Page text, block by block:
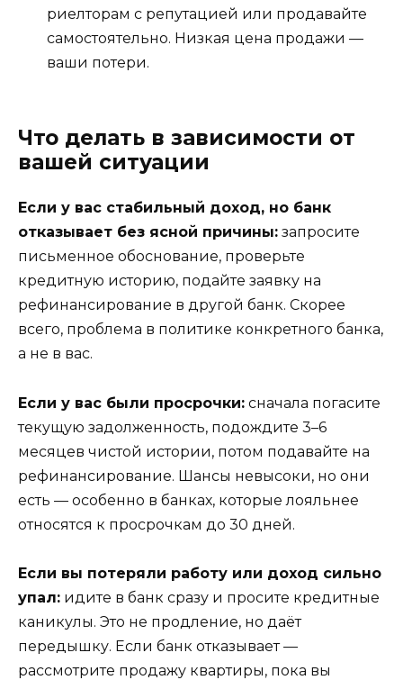
риелторам с репутацией или продавайте
самостоятельно. Низкая цена продажи —
ваши потери.
Что делать в зависимости от
вашей ситуации
Если у вас стабильный доход, но банк
отказывает без ясной причины: запросите
письменное обоснование, проверьте
кредитную историю, подайте заявку на
рефинансирование в другой банк. Скорее
всего, проблема в политике конкретного банка,
а не в вас.
Если у вас были просрочки: сначала погасите
текущую задолженность, подождите 3–6
месяцев чистой истории, потом подавайте на
рефинансирование. Шансы невысоки, но они
есть — особенно в банках, которые лояльнее
относятся к просрочкам до 30 дней.
Если вы потеряли работу или доход сильно
упал: идите в банк сразу и просите кредитные
каникулы. Это не продление, но даёт
передышку. Если банк отказывает —
рассмотрите продажу квартиры, пока вы